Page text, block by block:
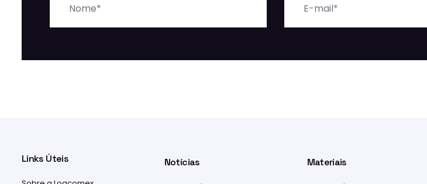
Links Úteis Notícias Materiais